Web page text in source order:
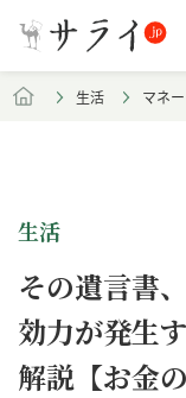
生活 マネー
生活
その遺言書
効力が発生
解説【お金の